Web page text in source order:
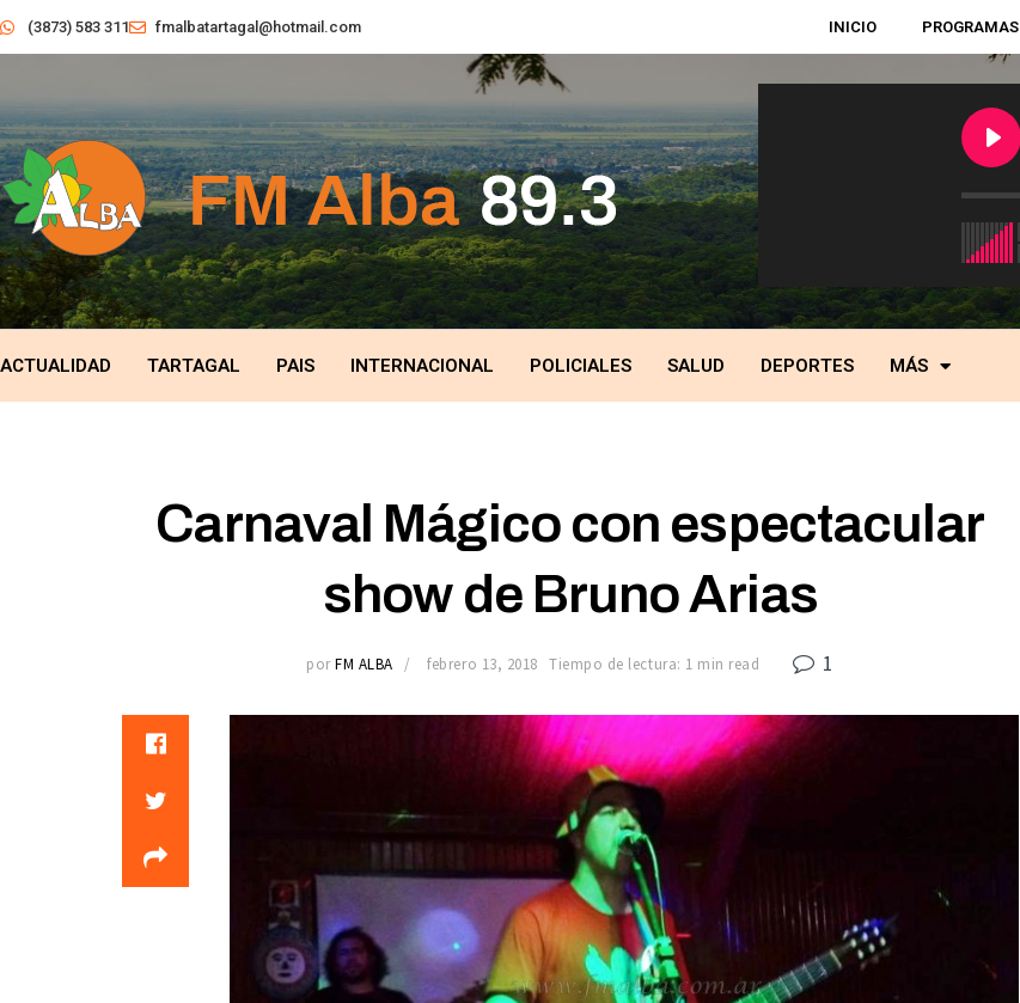
(3873) 583 311 fmalbatartagal@hotmail.com INICIO PROGRAMAS
ACTUALIDAD TARTAGAL PAIS INTERNACIONAL POLICIALES SALUD DEPORTES MÁS
Carnaval Mágico con espectacular
show de Bruno Arias
por FM ALBA febrero 13, 2018 Tiempo de lectura: 1 min read 1